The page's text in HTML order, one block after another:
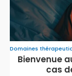
Domaines
Bienvenue
cas